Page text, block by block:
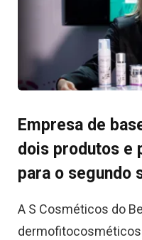
Empresa de
dois produtos e
para o segundo
A S Cosméticos do